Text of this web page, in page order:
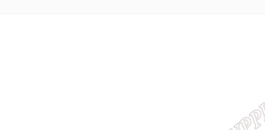
<h6 style= “font-size: 13px; font-weight: 600;